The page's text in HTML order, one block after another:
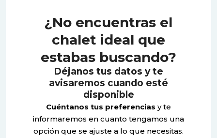
¿No encuentras el
chalet ideal que
estabas buscando?
Déjanos tus datos y te
avisaremos cuando esté
disponible
Cuéntanos tus preferencias y te
informaremos en cuanto tengamos una
opción que se ajuste a lo que necesitas.